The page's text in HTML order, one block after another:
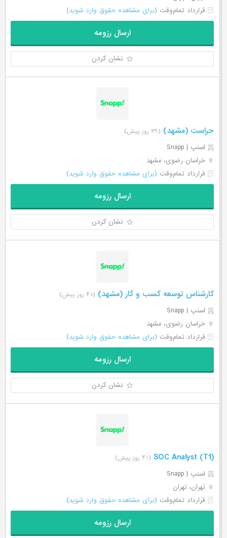
قرارداد تمام‌وقت (برای مشاهده حقوق وارد شوید)
ارسال رزومه
نشان کردن
حراست (مشهد) (۳۹ روز پیش)
اسنپ | Snapp
خراسان رضوی، مشهد
قرارداد تمام‌وقت (برای مشاهده حقوق وارد شوید)
ارسال رزومه
نشان کردن
کارشناس توسعه کسب و کار (مشهد) (۴۰ روز پیش)
اسنپ | Snapp
خراسان رضوی، مشهد
قرارداد تمام‌وقت (برای مشاهده حقوق وارد شوید)
ارسال رزومه
نشان کردن
SOC Analyst (T1) (۴۱ روز پیش)
اسنپ | Snapp
تهران، تهران
قرارداد تمام‌وقت (برای مشاهده حقوق وارد شوید)
ارسال رزومه